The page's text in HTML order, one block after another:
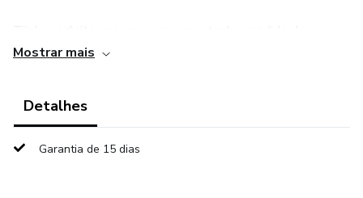
antes. O método foi organizado de
reproduzir o resultado em casa.
Além da receita, você terá acesso a estratégias de venda,
Mostrar mais
Detalhes
Garantia de 15 dias